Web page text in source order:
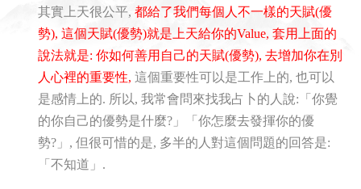
其實上天很公平, 都給了我們每個人不一樣的天賦(優
勢), 這個天賦(優勢)就是上天給你的Value, 套用上面的
說法就是: 你如何善用自己的天賦(優勢), 去增加你在別
人心裡的重要性, 這個重要性可以是工作上的, 也可以
是感情上的. 所以, 我常會問來找我占卜的人說:「你覺
的你自己的優勢是什麼?」「你怎麼去發揮你的優
勢?」, 但很可惜的是, 多半的人對這個問題的回答是:
「不知道」.